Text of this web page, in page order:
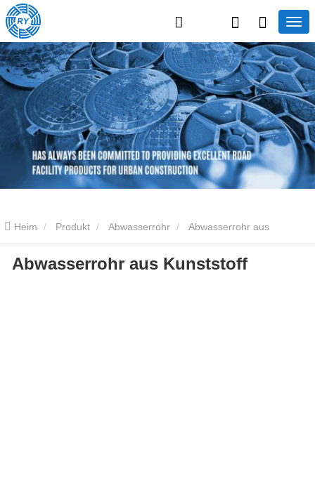
Heim Produkt Abwasserrohr Abwasserrohr aus
Kunststoff Abwasserrohr aus Kunststoff
Abwasserrohr aus Kunststoff